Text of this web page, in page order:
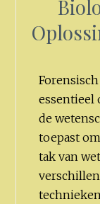
essentieel
de
toepast
tak van